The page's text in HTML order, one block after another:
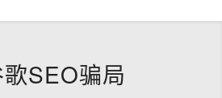
SEO骗局